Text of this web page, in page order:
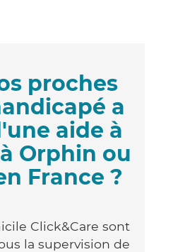
proches
a
aide à
Orphin ou
France ?
Click&Care sont
la supervision de